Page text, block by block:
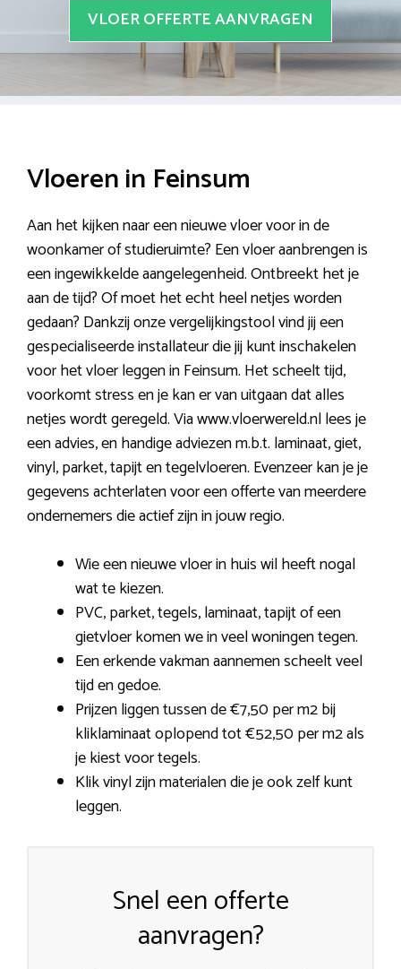
VLOER OFFERTE AANVRAGEN
Vloeren in Feinsum
Aan het kijken naar een nieuwe vloer voor in de
woonkamer of studieruimte? Een vloer aanbrengen is
een ingewikkelde aangelegenheid. Ontbreekt het je
aan de tijd? Of moet het echt heel netjes worden
gedaan? Dankzij onze vergelijkingstool vind jij een
gespecialiseerde installateur die jij kunt inschakelen
voor het vloer leggen in Feinsum. Het scheelt tijd,
voorkomt stress en je kan er van uitgaan dat alles
netjes wordt geregeld. Via www.vloerwereld.nl lees je
een advies, en handige adviezen m.b.t. laminaat, giet,
vinyl, parket, tapijt en tegelvloeren. Evenzeer kan je je
gegevens achterlaten voor een offerte van meerdere
ondernemers die actief zijn in jouw regio.
Wie een nieuwe vloer in huis wil heeft nogal
wat te kiezen.
PVC, parket, tegels, laminaat, tapijt of een
gietvloer komen we in veel woningen tegen.
Een erkende vakman aannemen scheelt veel
tijd en gedoe.
Prijzen liggen tussen de €7,50 per m2 bij
kliklaminaat oplopend tot €52,50 per m2 als
je kiest voor tegels.
Klik vinyl zijn materialen die je ook zelf kunt
leggen.
Snel een offerte
aanvragen?